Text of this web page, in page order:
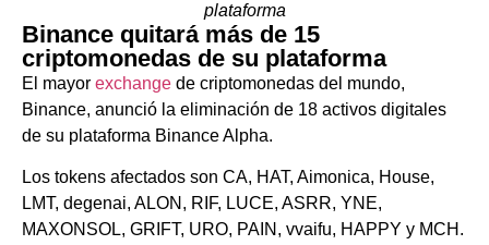
plataforma
Binance quitará más de 15
criptomonedas de su plataforma
El mayor exchange de criptomonedas del mundo,
Binance, anunció la eliminación de 18 activos digitales
de su plataforma Binance Alpha.
Los tokens afectados son CA, HAT, Aimonica, House,
LMT, degenai, ALON, RIF, LUCE, ASRR, YNE,
MAXONSOL, GRIFT, URO, PAIN, vvaifu, HAPPY y MCH.